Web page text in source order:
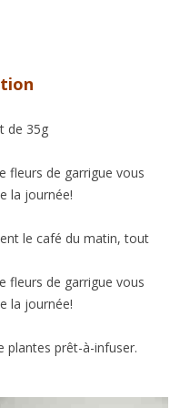
de 35g
fleurs de garrigue vous
la journée!
le café du matin, tout
fleurs de garrigue vous
la journée!
plantes prêt-à-infuser.